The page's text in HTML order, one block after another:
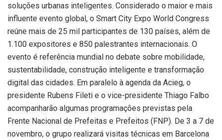
soluções urbanas inteligentes. Considerado o maior e mais
influente evento global, o Smart City Expo World Congress
reúne mais de 25 mil participantes de 130 países, além de
1.100 expositores e 850 palestrantes internacionais. O
evento é referência mundial no debate sobre mobilidade,
sustentabilidade, construção inteligente e transformação
digital das cidades. Em paralelo à agenda da Acieg, o
presidente Rubens Fileti e o vice-presidente Thiago Falbo
acompanharão algumas programações previstas pela
Frente Nacional de Prefeitas e Prefeitos (FNP). De 3 a 7 de
novembro, o grupo realizará visitas técnicas em Barcelona